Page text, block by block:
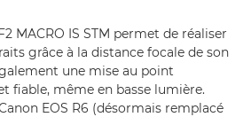
MACRO IS STM permet de réaliser
grâce à la distance focale de son
une mise au point
fiable, même en basse lumière.
EOS R6 (désormais remplacé